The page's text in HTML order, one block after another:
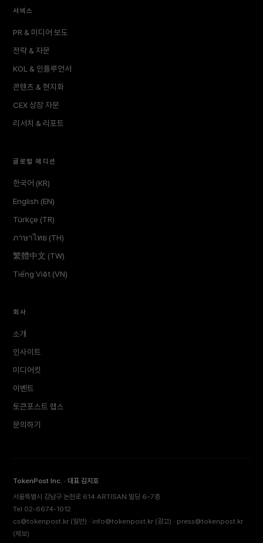
서비스
PR & 미디어 보도
전략 & 자문
KOL & 인플루언서
콘텐츠 & 현지화
CEX 상장 자문
리서치 & 리포트
글로벌 에디션
한국어 (KR)
English (EN)
Türkçe (TR)
ภาษาไทย (TH)
繁體中文 (TW)
Tiếng Việt (VN)
회사
소개
인사이트
미디어킷
이벤트
토큰포스트 랩스
문의하기
TokenPost Inc. · 대표 김지호
서울특별시 강남구 논현로 614 ARTISAN 빌딩 6–7층
Tel 02-6674-1012
cs@tokenpost.kr (일반) · info@tokenpost.kr (광고) · press@tokenpost.kr
(제보)